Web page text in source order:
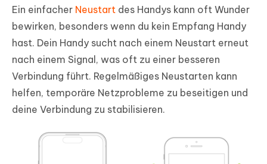
Ein einfacher Neustart des Handys kann oft Wunder
bewirken, besonders wenn du kein Empfang Handy
hast. Dein Handy sucht nach einem Neustart erneut
nach einem Signal, was oft zu einer besseren
Verbindung führt. Regelmäßiges Neustarten kann
helfen, temporäre Netzprobleme zu beseitigen und
deine Verbindung zu stabilisieren.